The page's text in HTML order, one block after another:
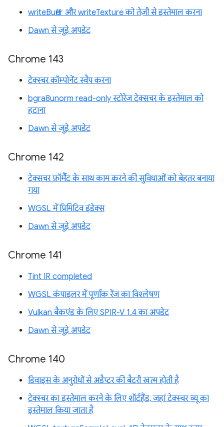
writeBuffer और writeTexture को तेज़ी से इस्तेमाल करना
Dawn से जुड़े अपडेट
Chrome 143
टेक्स्चर कॉम्पोनेंट स्वैप करना
bgra8unorm read-only स्टोरेज टेक्सचर के इस्तेमाल को
हटाना
Dawn से जुड़े अपडेट
Chrome 142
टेक्सचर फ़ॉर्मैट के साथ काम करने की सुविधाओं को बेहतर बनाया
गया
WGSL में प्रिमिटिव इंडेक्स
Dawn से जुड़े अपडेट
Chrome 141
Tint IR completed
WGSL कंपाइलर में पूर्णांक रेंज का विश्लेषण
Vulkan बैकएंड के लिए SPIR-V 1.4 का अपडेट
Dawn से जुड़े अपडेट
Chrome 140
डिवाइस के अनुरोधों से अडैप्टर की बैटरी खत्म होती है
टेक्स्चर का इस्तेमाल करने के लिए शॉर्टहैंड, जहां टेक्स्चर व्यू का
इस्तेमाल किया जाता है